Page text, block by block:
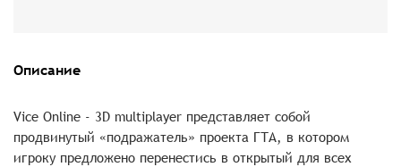
Описание
Vice Online - 3D multiplayer представляет собой
продвинутый «подражатель» проекта ГТА, в котором
игроку предложено перенестись в открытый для всех